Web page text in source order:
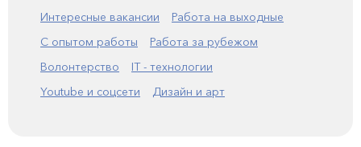
Интересные вакансии
Работа на выходные
С опытом работы
Работа за рубежом
Волонтерство
IT - технологии
Youtube и соцсети
Дизайн и арт